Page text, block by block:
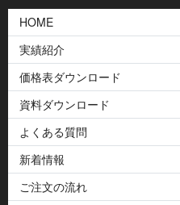
HOME
実績紹介
価格表ダウンロード
資料ダウンロード
よくある質問
新着情報
ご注文の流れ